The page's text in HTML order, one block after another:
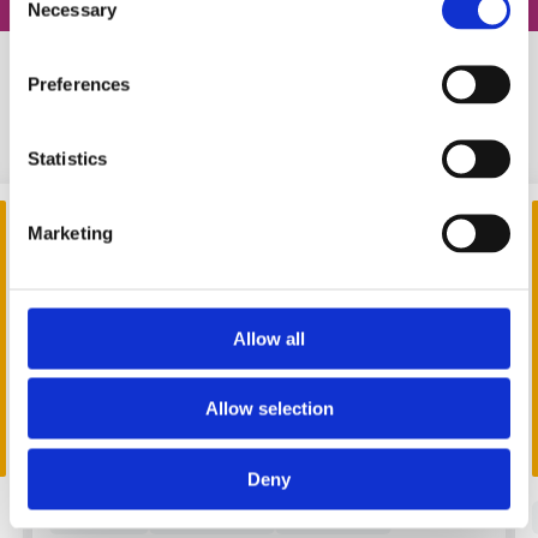
Selection
Necessary
Preferences
Statistics
Marketing
Allow all
Allow selection
Deny
FOR USE
#слова #правила #вправи